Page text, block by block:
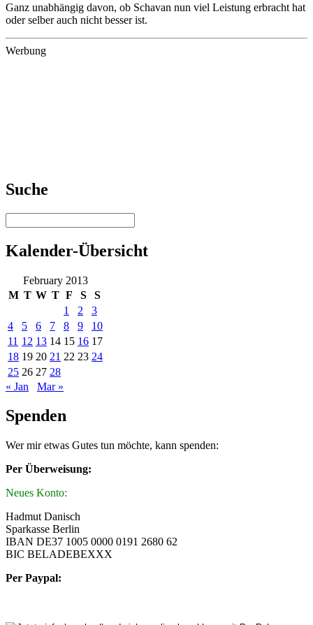
Ganz unabhängig davon, ob Schavan nun viel Leistung erbracht hat
oder selber auch nicht besser ist.
Werbung
Suche
Kalender-Übersicht
February 2013
M T W T F S
S
1
2
3
4
5 6 7 8 9
10
11 12 13 14 15 16 17
18 19 20 21 22 23 24
25 26 27 28
« Jan
Mar »
Spenden
Wer mir etwas Gutes tun möchte, kann spenden:
Per Überweisung:
Neues Konto:
Hadmut Danisch
Sparkasse Berlin
IBAN DE37 1005 0000 0191 2680 62
BIC BELADEBEXXX
Per Paypal: